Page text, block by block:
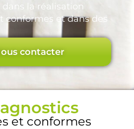
la réalisation
conformes et dans des
contacter
et conformes